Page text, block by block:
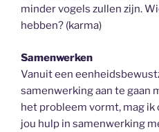
minder vogels zullen zijn.
hebben? (karma)
Samenwerken
Vanuit een
samenwerking aan te gaan
het probleem vormt, mag
jou hulp in samenwerking